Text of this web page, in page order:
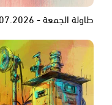
طاولة الجمعة - 31.07.2026